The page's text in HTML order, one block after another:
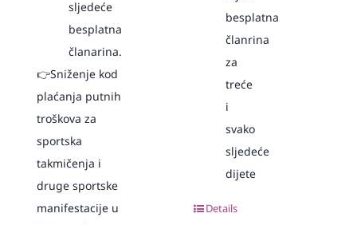
sljedeće
besplatna
članarina.
👉Sniženje kod
plaćanja putnih
troškova za
sportska
takmičenja i
druge sportske
manifestacije u
besplatna
članrina
za
treće
i
svako
sljedeće
dijete
Details